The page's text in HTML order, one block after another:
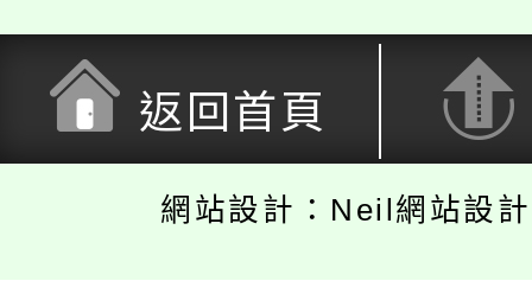
返回首頁
網站設計：Neil網站設